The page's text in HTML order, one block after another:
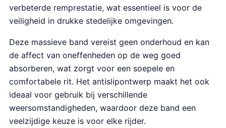
verbeterde remprestatie, wat essentieel is voor de
veiligheid in drukke stedelijke omgevingen.
Deze massieve band vereist geen onderhoud en kan
de affect van oneffenheden op de weg goed
absorberen, wat zorgt voor een soepele en
comfortabele rit. Het antislipontwerp maakt het ook
ideaal voor gebruik bij verschillende
weersomstandigheden, waardoor deze band een
veelzijdige keuze is voor elke rijder.